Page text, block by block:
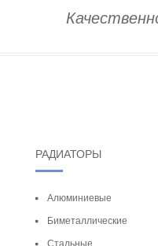
РАДИАТОРЫ
Алюминиевые
Биметаллические
Стальные